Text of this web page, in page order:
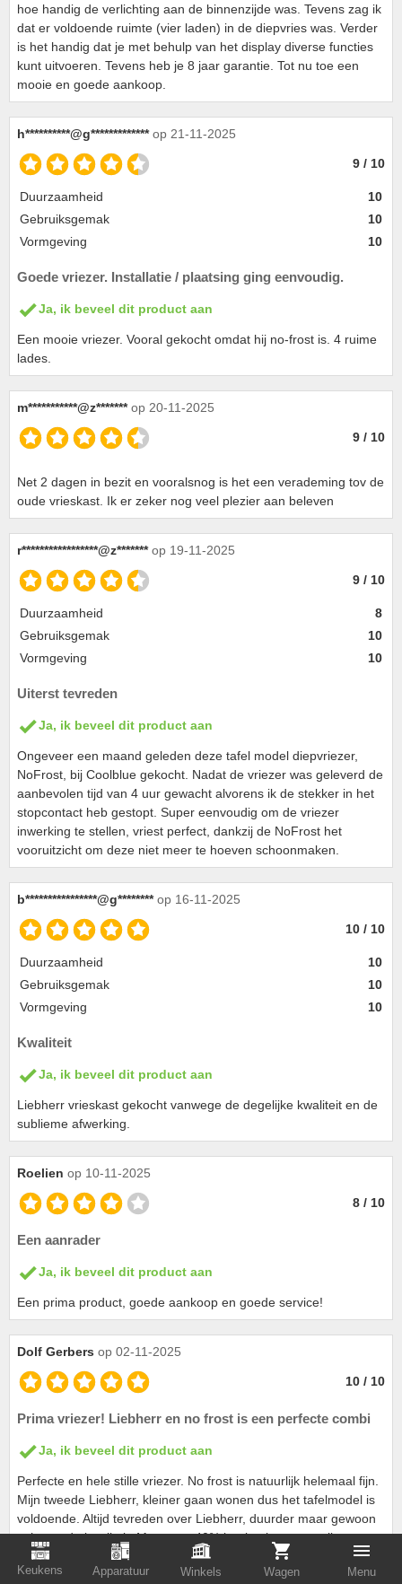
Keukens Apparatuur Winkels Wagen Menu
hoe handig de verlichting aan de binnenzijde was. Tevens zag ik
dat er voldoende ruimte (vier laden) in de diepvries was. Verder
is het handig dat je met behulp van het display diverse functies
kunt uitvoeren. Tevens heb je 8 jaar garantie. Tot nu toe een
mooie en goede aankoop.
h**********@g************* op 21-11-2025
9 / 10
Duurzaamheid
10
Gebruiksgemak
10
Vormgeving
10
Goede vriezer. Installatie / plaatsing ging eenvoudig.
Ja, ik beveel dit product aan
Een mooie vriezer. Vooral gekocht omdat hij no-frost is. 4 ruime
lades.
m***********@z******* op 20-11-2025
9 / 10
Net 2 dagen in bezit en vooralsnog is het een verademing tov de
oude vrieskast. Ik er zeker nog veel plezier aan beleven
r*****************@z******* op 19-11-2025
9 / 10
Duurzaamheid
8
Gebruiksgemak
10
Vormgeving
10
Uiterst tevreden
Ja, ik beveel dit product aan
Ongeveer een maand geleden deze tafel model diepvriezer,
NoFrost, bij Coolblue gekocht. Nadat de vriezer was geleverd de
aanbevolen tijd van 4 uur gewacht alvorens ik de stekker in het
stopcontact heb gestopt. Super eenvoudig om de vriezer
inwerking te stellen, vriest perfect, dankzij de NoFrost het
vooruitzicht om deze niet meer te hoeven schoonmaken.
b****************@g******** op 16-11-2025
10 / 10
Duurzaamheid
10
Gebruiksgemak
10
Vormgeving
10
Kwaliteit
Ja, ik beveel dit product aan
Liebherr vrieskast gekocht vanwege de degelijke kwaliteit en de
sublieme afwerking.
Roelien op 10-11-2025
8 / 10
Een aanrader
Ja, ik beveel dit product aan
Een prima product, goede aankoop en goede service!
Dolf Gerbers op 02-11-2025
10 / 10
Prima vriezer! Liebherr en no frost is een perfecte combi
Ja, ik beveel dit product aan
Perfecte en hele stille vriezer. No frost is natuurlijk helemaal fijn.
Mijn tweede Liebherr, kleiner gaan wonen dus het tafelmodel is
voldoende. Altijd tevreden over Liebherr, duurder maar gewoon
echt goede kwaliteit. Maar met 40% korting ivm magazijn
opruiming ben ik echt spekkoper. Zeer tevreden!